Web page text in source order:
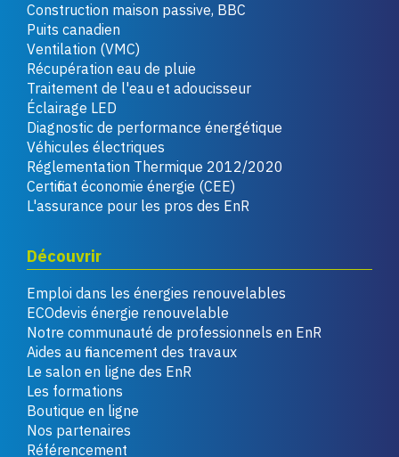
Construction maison passive, BBC
Puits canadien
Ventilation (VMC)
Récupération eau de pluie
Traitement de l'eau et adoucisseur
Éclairage LED
Diagnostic de performance énergétique
Véhicules électriques
Réglementation Thermique 2012/2020
Certificat économie énergie (CEE)
L'assurance pour les pros des EnR
Découvrir
Emploi dans les énergies renouvelables
ECOdevis énergie renouvelable
Notre communauté de professionnels en EnR
Aides au financement des travaux
Le salon en ligne des EnR
Les formations
Boutique en ligne
Nos partenaires
Référencement